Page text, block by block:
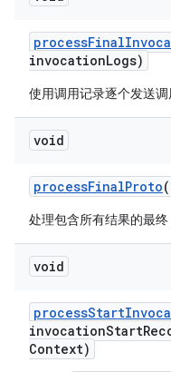
processFinal
invocationLogs)
使用调用记录逐个发送调
void
processFinalProto
处理包含所有结果的最终
void
processStart
invocationStart
Context)